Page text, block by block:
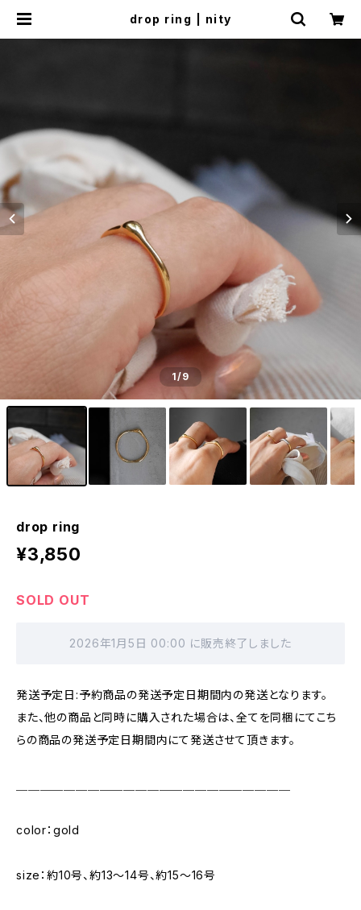
drop ring | nity
1/9
drop ring
¥3,850
SOLD OUT
2026年1月5日 00:00 に販売終了しました
発送予定日:予約商品の発送予定日期間内の発送となります。
また、他の商品と同時に購入された場合は、全てを同梱にてこち
らの商品の発送予定日期間内にて発送させて頂きます。
color：gold
size：約10号、約13〜14号、約15〜16号